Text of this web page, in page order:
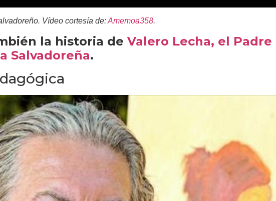
Vídeo cortesía de:Amemoa358.
la historia de Valero Lecha, el Padre
Salvadoreña.